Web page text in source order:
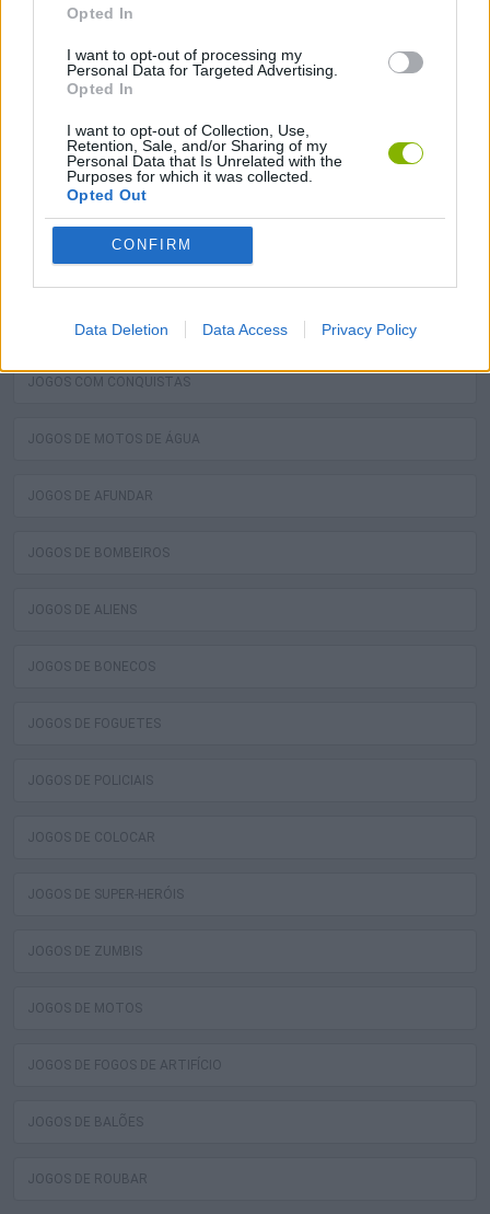
Opted In
I want to opt-out of processing my
Personal Data for Targeted Advertising.
Opted In
I want to opt-out of Collection, Use,
Retention, Sale, and/or Sharing of my
Personal Data that Is Unrelated with the
Purposes for which it was collected.
Opted Out
CONFIRM
Data Deletion Data Access Privacy Policy
JOGOS DE BOLHAS
JOGOS COM CLASSIFICAÇÃO
JOGOS DE MÉDICOS
JOGOS DE GRAFITE
JOGOS COM CONQUISTAS
JOGOS DE MOTOS DE ÁGUA
JOGOS DE AFUNDAR
JOGOS DE BOMBEIROS
JOGOS DE ALIENS
JOGOS DE BONECOS
JOGOS DE FOGUETES
JOGOS DE POLICIAIS
JOGOS DE COLOCAR
JOGOS DE SUPER-HERÓIS
JOGOS DE ZUMBIS
JOGOS DE MOTOS
JOGOS DE FOGOS DE ARTIFÍCIO
JOGOS DE BALÕES
JOGOS DE ROUBAR